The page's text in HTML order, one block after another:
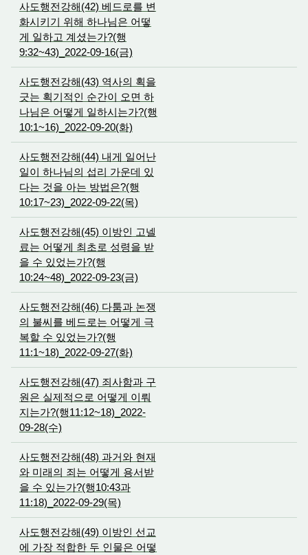
사도행전강해(42) 베드로를 변
화시키기 위해 하나님은 어떻
게 일하고 계셨는가?(행
9:32~43)_2022-09-16(금)
사도행전강해(43) 역사의 획을
긋는 획기적인 순간이 오면 하
나님은 어떻게 일하시는가?(행
10:1~16)_2022-09-20(화)
사도행전강해(44) 내게 일어난
일이 하나님의 섭리 가운데 있
다는 것을 아는 방법은?(행
10:17~23)_2022-09-22(목)
사도행전강해(45) 이방인 고넬
료는 어떻게 최초로 성령을 받
을 수 있었는가?(행
10:24~48)_2022-09-23(금)
사도행전강해(46) 다툼과 논쟁
의 불씨를 베드로는 어떻게 극
복할 수 있었는가?(행
11:1~18)_2022-09-27(화)
사도행전강해(47) 죄사함과 구
원은 실제적으로 어떻게 이뤄
지는가?(행11:12~18)_2022-
09-28(수)
사도행전강해(48) 과거와 현재
와 미래의 죄는 어떻게 용서받
을 수 있는가?(행10:43과
11:18)_2022-09-29(목)
사도행전강해(49) 이방인 선교
에 가장 적합한 두 인물은 어떻